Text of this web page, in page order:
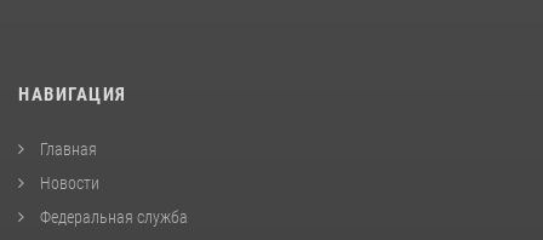
НАВИГАЦИЯ
Главная
Новости
Федеральная служба